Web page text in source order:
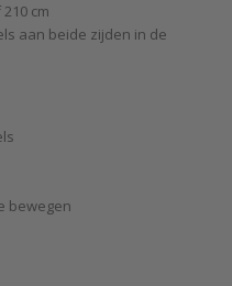
cm
aan beide zijden in de
bewegen